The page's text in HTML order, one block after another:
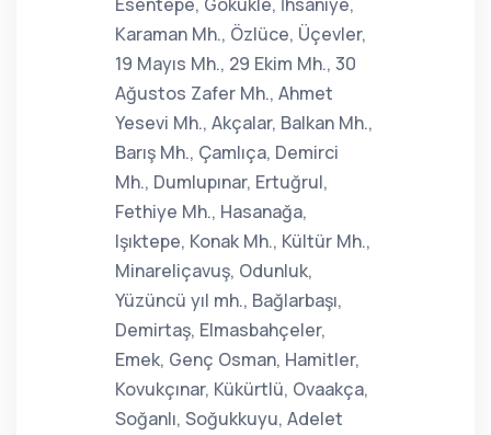
Karaman Mh., Özlüce, Üçevler,
19 Mayıs Mh., 29 Ekim Mh., 30
Ağustos Zafer Mh., Ahmet
Yesevi Mh., Akçalar, Balkan Mh.,
Barış Mh., Çamlıça, Demirci
Mh., Dumlupınar, Ertuğrul,
Fethiye Mh., Hasanağa,
Işıktepe, Konak Mh., Kültür Mh.,
Minareliçavuş, Odunluk,
Yüzüncü yıl mh., Bağlarbaşı,
Demirtaş, Elmasbahçeler,
Emek, Genç Osman, Hamitler,
Kovukçınar, Kükürtlü, Ovaakça,
Soğanlı, Soğukkuyu, Adelet